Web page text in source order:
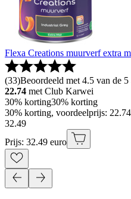
Flexa Creations muurverf extra
(33)Beoordeeld met 4.5 van de
22.74 met Club Karwei
30% korting30% korting
30% korting, voordeelprijs:
32.49
Prijs: 32.49 euro